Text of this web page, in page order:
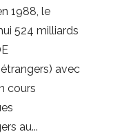
1988, le
524 milliards
avec
cours
au